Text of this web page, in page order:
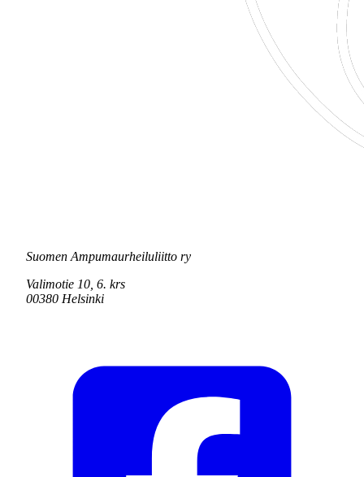
Suomen Ampumaurheiluliitto ry
Valimotie 10, 6. krs
00380 Helsinki